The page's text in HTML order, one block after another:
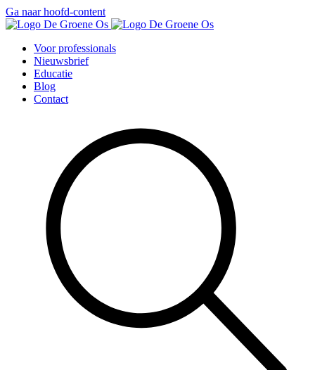
Ga naar hoofd-content
Voor professionals
Nieuwsbrief
Educatie
Blog
Contact